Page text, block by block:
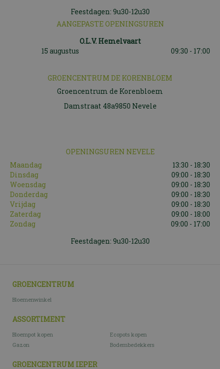
Feestdagen: 9u30-12u30
AANGEPASTE OPENINGSUREN
O.L.V. Hemelvaart
15 augustus
09:30 - 17:00
GROENCENTRUM DE KORENBLOEM
Groencentrum de Korenbloem
Damstraat 48a9850 Nevele
OPENINGSUREN NEVELE
Maandag
13:30 - 18:30
Dinsdag
09:00 - 18:30
Woensdag
09:00 - 18:30
Donderdag
09:00 - 18:30
Vrijdag
09:00 - 18:30
Zaterdag
09:00 - 18:00
Zondag
09:00 - 17:00
Feestdagen: 9u30-12u30
GROENCENTRUM
Bloemenwinkel
ASSORTIMENT
Bloempot kopen
Ecopots kopen
Gazon
Bodembedekkers
GROENCENTRUM IEPER